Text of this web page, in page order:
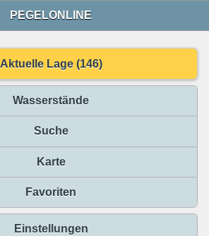
PEGELONLINE
Aktuelle Lage (146)
Wasserstände
Suche
Karte
Favoriten
Einstellungen